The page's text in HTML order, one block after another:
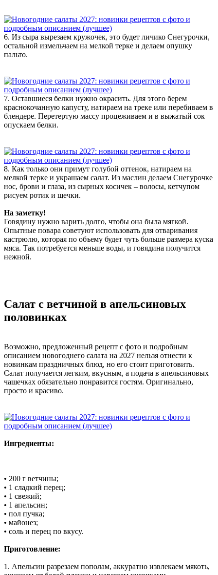
6. Из сыра вырезаем кружочек, это будет личико Снегурочки,
остальной измельчаем на мелкой терке и делаем опушку
пальто.
7. Оставшиеся белки нужно окрасить. Для этого берем
краснокочанную капусту, натираем на треке или перебиваем в
блендере. Перетертую массу процеживаем и в выжатый сок
опускаем белки.
8. Как только они примут голубой оттенок, натираем на
мелкой терке и украшаем салат. Из маслин делаем Снегурочке
нос, брови и глаза, из сырных косичек – волосы, кетчупом
рисуем ротик и щечки.
На заметку!
Говядину нужно варить долго, чтобы она была мягкой.
Опытные повара советуют использовать для отваривания
кастрюлю, которая по объему будет чуть больше размера куска
мяса. Так потребуется меньше воды, и говядина получится
нежной.
Салат с ветчиной в апельсиновых
половинках
Возможно, предложенный рецепт с фото и подробным
описанием новогоднего салата на 2027 нельзя отнести к
новинкам праздничных блюд, но его стоит приготовить.
Салат получается легким, вкусным, а подача в апельсиновых
чашечках обязательно понравится гостям. Оригинально,
просто и красиво.
Ингредиенты:
• 200 г ветчины;
• 1 сладкий перец;
• 1 свежий;
• 1 апельсин;
• пол пучка;
• майонез;
• соль и перец по вкусу.
Приготовление:
1. Апельсин разрезаем пополам, аккуратно извлекаем мякоть,